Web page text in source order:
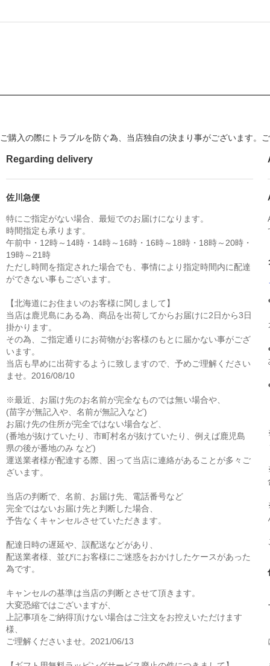
ご購入の際にトラブルを防ぐ為、当店独自の決まり事がございます。
Regarding delivery
佐川急便
特にご指定がない場合、最短でのお届けになります。
時間指定も承ります。
午前中・12時～14時・14時～16時・16時～18時・18時～20時・
19時～21時
ただし時間を指定された場合でも、事情により指定時間内に配達
ができない事もございます。
【北海道にお住まいのお客様に関しまして】
当店は鹿児島にある為、商品を出荷してからお届けに2日から3日
掛かります。
その為、ご指定通りにお荷物がお客様のもとに届かない事がござ
います。
当店も早めに出荷するように致しますので、予めご理解ください
ませ。2016/08/10
※最近、お届け先のお名前が完全なものでは無い場合や、
(苗字が無記入や、名前が無記入など)
お届け先の住所が完全ではない場合など、
(番地が抜けていたり、市町村名が抜けていたり、例えば鹿児島
県の後が番地のみ など)
運送業者様が配達する際、困って当店に連絡があることが多々ご
ざいます。
当店の判断で、名前、お届け先、電話番号など
完全ではないお届け先と判断した場合、
予告なくキャンセルさせていただきます。
配達日時の遅延や、誤配送などがあり、
配送業者様、並びにお客様にご迷惑をおかけしたケースがあった
為です。
キャンセルの基準は当店の判断とさせて頂きます。
大変恐縮ではございますが、
上記事項をご納得頂けない場合はご注文をお控えいただけます
様、
ご理解くださいませ。2021/06/13